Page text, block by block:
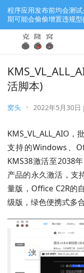
活脚本)
窝头 • 2022年5月30
KMS_VL_ALL_AIO
支持的Windows、
KMS38激活至2038
产品的永久激活，支
量版，Office C2R的
级版，绿色便携式多合
程序应用发布前均会测
期可能会偷偷增置违规
馈窝长进行处理，共同